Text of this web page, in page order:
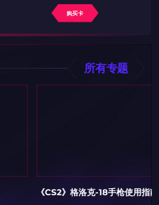
购买卡
所有专题
《CS2》格洛克-18手枪使用指